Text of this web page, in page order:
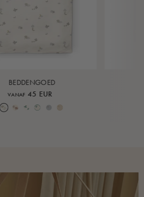
BEDDENGOED
VANAF 45 EUR
Over the Moon Nature
Over the Moon RoseLeafPiped Nature
Piped Lunar RockPiped Rose Cloud